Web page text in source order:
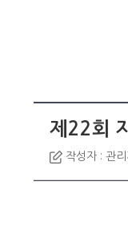
제22회
작성자 : 관